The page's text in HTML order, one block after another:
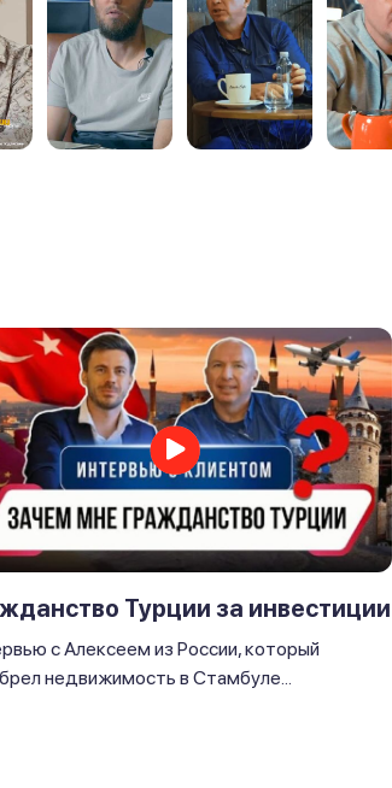
Турции за инвестиции
с Алексеем из России, который
недвижимость в Стамбуле...